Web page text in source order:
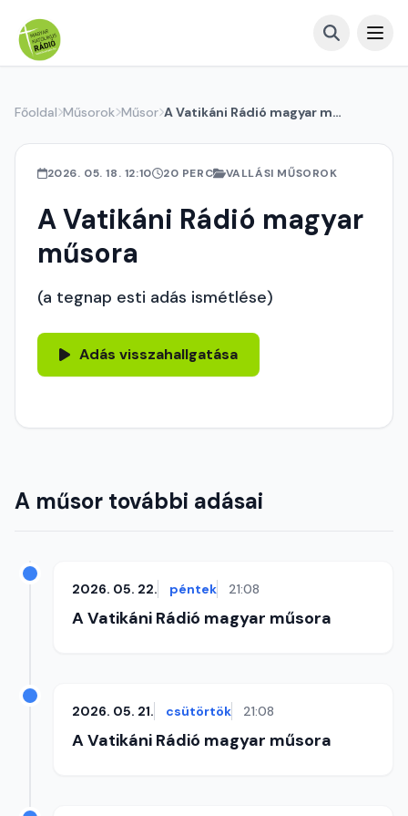
Főoldal Műsorok Műsor A Vatikáni Rádió magyar műsora
2026. 05. 18. 12:10 20 PERC VALLÁSI MŰSOROK
A Vatikáni Rádió magyar
műsora
(a tegnap esti adás ismétlése)
Adás visszahallgatása
A műsor további adásai
2026. 05. 22. péntek 21:08
A Vatikáni Rádió magyar műsora
2026. 05. 21. csütörtök 21:08
A Vatikáni Rádió magyar műsora